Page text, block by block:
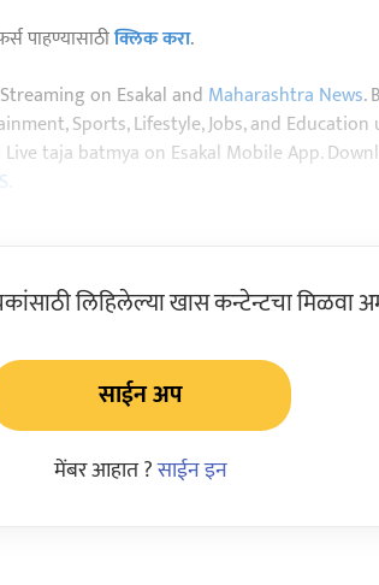
पाहण्यासाठीक्लिक करा.
on Esakal and Maharashtra News.
Sports, Lifestyle, Jobs, and Education
Live taja batmya on Esakal Mobile App.
लिहिलेल्या खास कन्टेन्टचा मिळवा
साईन अप
मेंबर आहात ?साईन इन